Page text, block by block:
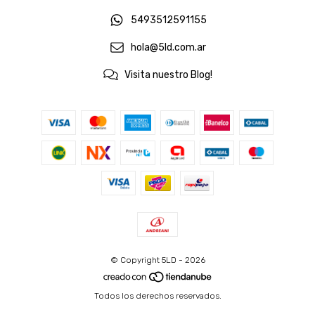
5493512591155
hola@5ld.com.ar
Visita nuestro Blog!
© Copyright 5LD - 2026
Todos los derechos reservados.